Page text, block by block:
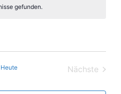
gefunden.
Heute
Nächste